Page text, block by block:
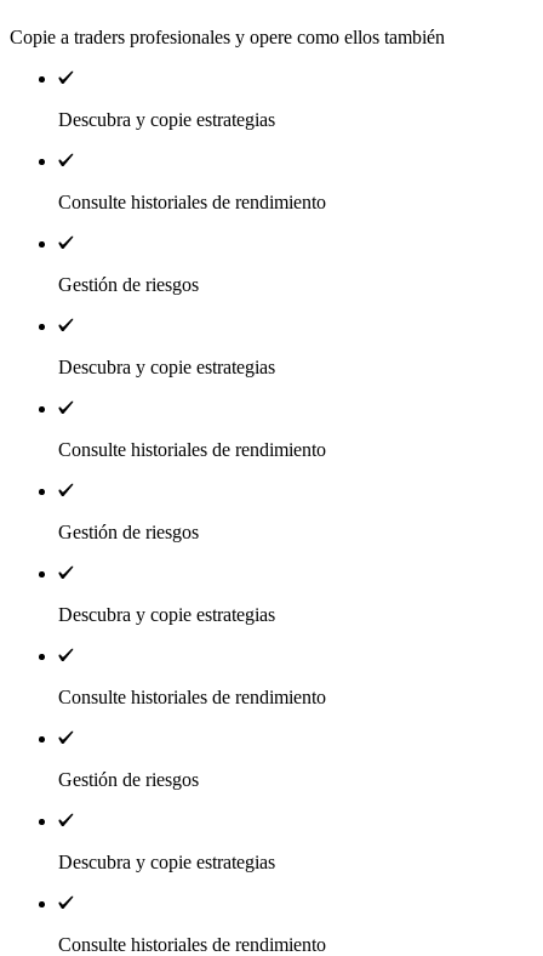
Copie a traders profesionales y opere como ellos también
Descubra y copie estrategias
Consulte historiales de rendimiento
Gestión de riesgos
Descubra y copie estrategias
Consulte historiales de rendimiento
Gestión de riesgos
Descubra y copie estrategias
Consulte historiales de rendimiento
Gestión de riesgos
Descubra y copie estrategias
Consulte historiales de rendimiento